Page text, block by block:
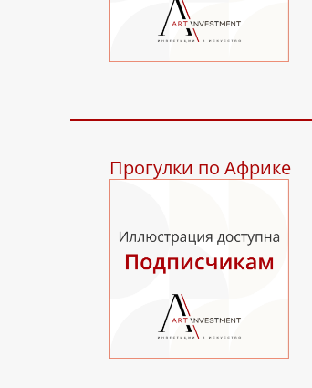
Прогулки по Африке